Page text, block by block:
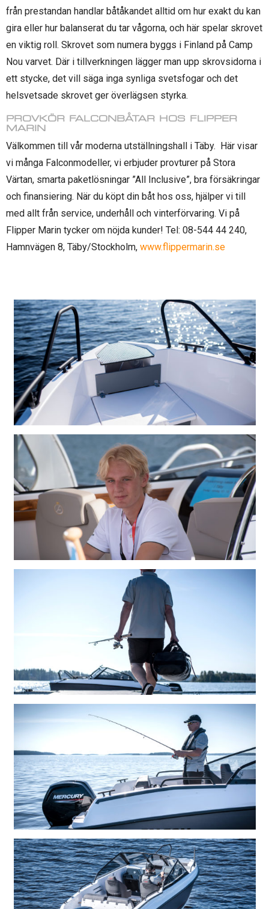
från prestandan handlar båtåkandet alltid om hur exakt du kan
gira eller hur balanserat du tar vågorna, och här spelar skrovet
en viktig roll. Skrovet som numera byggs i Finland på Camp
Nou varvet. Där i tillverkningen lägger man upp skrovsidorna i
ett stycke, det vill säga inga synliga svetsfogar och det
helsvetsade skrovet ger överlägsen styrka.
PROVKÖR FALCONBÅTAR HOS FLIPPER
MARIN
Välkommen till vår moderna utställningshall i Täby. Här visar
vi många Falconmodeller, vi erbjuder provturer på Stora
Värtan, smarta paketlösningar ”All Inclusive”, bra försäkringar
och finansiering. När du köpt din båt hos oss, hjälper vi till
med allt från service, underhåll och vinterförvaring. Vi på
Flipper Marin tycker om nöjda kunder! Tel: 08-544 44 240,
Hamnvägen 8, Täby/Stockholm, www.flippermarin.se